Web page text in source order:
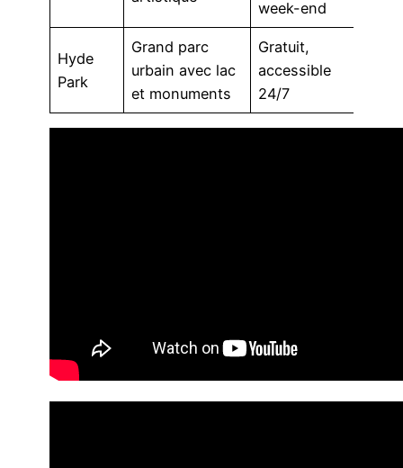
week-end
Hyde
Park
Grand parc
urbain avec lac
et monuments
Gratuit,
accessible
24/7